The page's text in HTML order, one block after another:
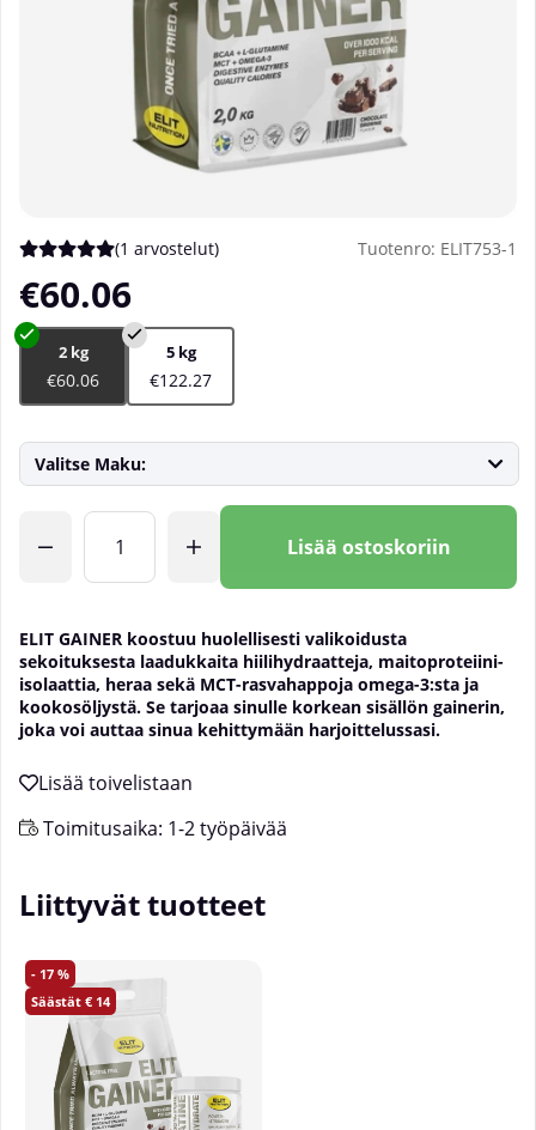
Keskiarvoluokitus 5 / 5 Arvioiden määrä 1
(1 arvostelut) Tuotenro: ELIT753-1
€60.06
2 kg
€60.06
5 kg
€122.27
Valitse Maku:
Lisää ostoskoriin
ELIT GAINER koostuu huolellisesti valikoidusta
sekoituksesta laadukkaita hiilihydraatteja, maitoproteiini-
isolaattia, heraa sekä MCT-rasvahappoja omega-3:sta ja
kookosöljystä. Se tarjoaa sinulle korkean sisällön gainerin,
joka voi auttaa sinua kehittymään harjoittelussasi.
Toimitusaika: 1-2 työpäivää
Liittyvät tuotteet
17
14